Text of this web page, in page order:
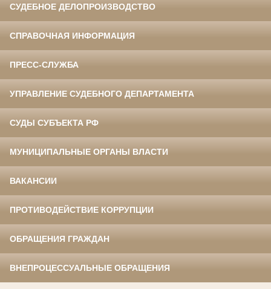
СУДЕБНОЕ ДЕЛОПРОИЗВОДСТВО
СПРАВОЧНАЯ ИНФОРМАЦИЯ
ПРЕСС-СЛУЖБА
УПРАВЛЕНИЕ СУДЕБНОГО ДЕПАРТАМЕНТА
СУДЫ СУБЪЕКТА РФ
МУНИЦИПАЛЬНЫЕ ОРГАНЫ ВЛАСТИ
ВАКАНСИИ
ПРОТИВОДЕЙСТВИЕ КОРРУПЦИИ
ОБРАЩЕНИЯ ГРАЖДАН
ВНЕПРОЦЕССУАЛЬНЫЕ ОБРАЩЕНИЯ